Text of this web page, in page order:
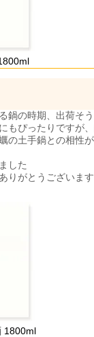
鍋の時期、出荷そ
もぴったりですが
の土手鍋との相性
した
りがとうございます
1800ml